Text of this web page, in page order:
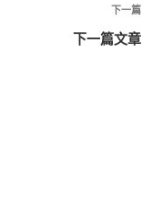
下一篇
下一篇文章